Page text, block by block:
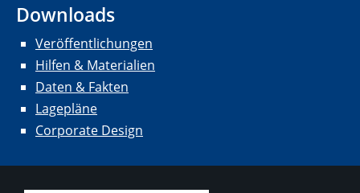
Downloads
Veröffentlichungen
Hilfen & Materialien
Daten & Fakten
Lagepläne
Corporate Design